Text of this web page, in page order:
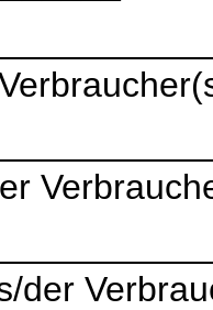
der